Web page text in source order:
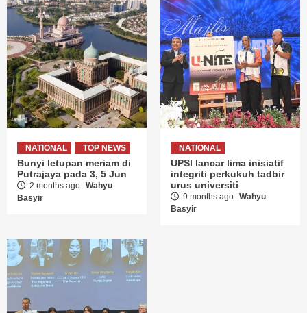
NATIONAL TOP NEWS
Bunyi letupan meriam di
Putrajaya pada 3, 5 Jun
2 months ago Wahyu
Basyir
NATIONAL
UPSI lancar lima inisiatif
integriti perkukuh tadbir
urus universiti
9 months ago Wahyu
Basyir